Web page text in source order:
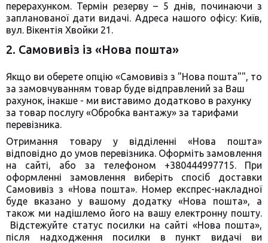
перерахунком. Термін резерву – 5 днів, починаючи з
запланованої дати видачі. Адреса нашого офісу: Київ,
вул. Вікентія Хвойки 21.
2. Самовивіз із «Нова пошта»
Якщо ви оберете опцію «Самовивіз з "Нова пошта"", то
за замовчуванням товар буде відправлений за Ваш
рахунок, інакше - ми виставимо додатково в рахунку
за товар послугу «Обробка вантажу» за тарифами
перевізника.
Отримання товару у відділенні «Нова пошта»
відповідно до умов перевізника. Оформіть замовлення
на сайті, або за телефоном +380444997715. При
оформленні замовлення виберіть спосіб доставки
Самовивіз з «Нова пошта». Номер експрес-накладної
буде вказано у вашому додатку «Нова пошта», а
також ми надішлемо його на вашу електронну пошту.
Відстежуйте статус посилки на сайті «Нова пошта»,
після надходження посилки в пункт видачі ви